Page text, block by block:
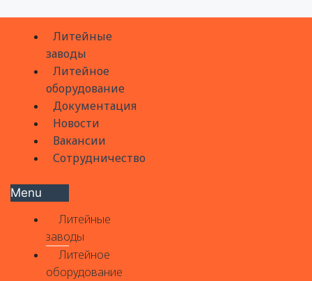
Литейные
заводы
Литейное
оборудование
Документация
Новости
Вакансии
Сотрудничество
Menu
Литейные
заводы
Литейное
оборудование